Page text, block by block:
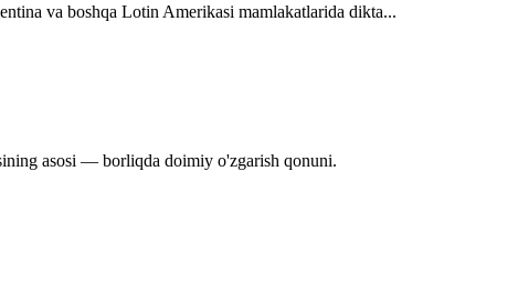
va boshqa Lotin Amerikasi mamlakatlarida dikta...
asosi — borliqda doimiy o'zgarish qonuni.